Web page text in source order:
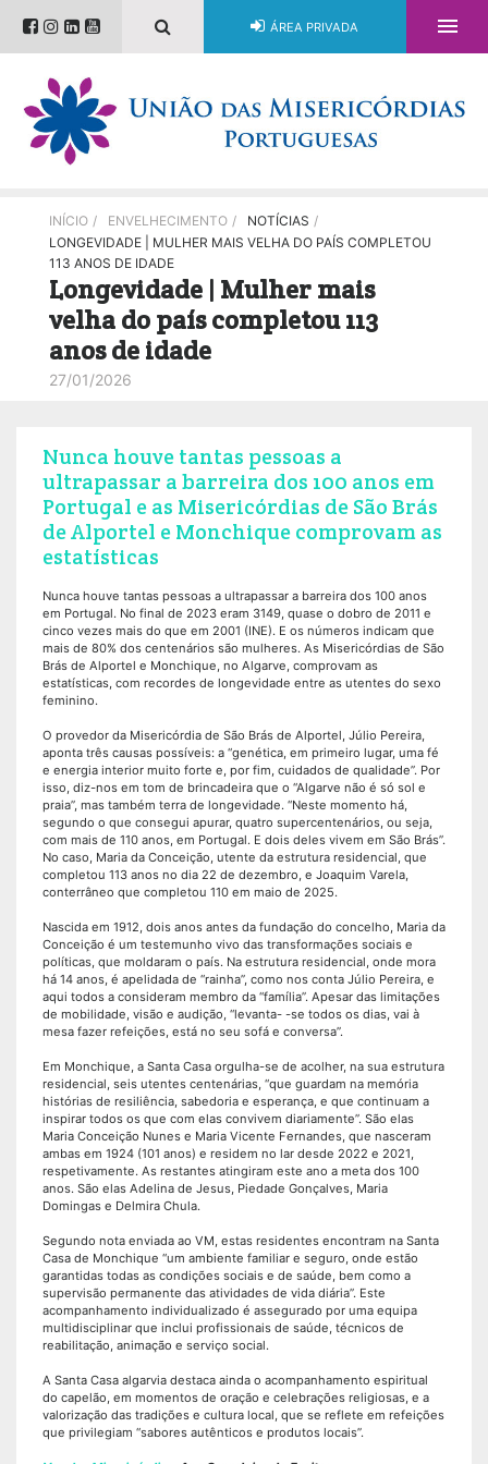
ÁREA PRIVADA 
INÍCIO / ENVELHECIMENTO / NOTÍCIAS /
LONGEVIDADE | MULHER MAIS VELHA DO PAÍS COMPLETOU
113 ANOS DE IDADE
Longevidade | Mulher mais
velha do país completou 113
anos de idade
27/01/2026
Nunca houve tantas pessoas a
ultrapassar a barreira dos 100 anos em
Portugal e as Misericórdias de São Brás
de Alportel e Monchique comprovam as
estatísticas
Nunca houve tantas pessoas a ultrapassar a barreira dos 100 anos
em Portugal. No final de 2023 eram 3149, quase o dobro de 2011 e
cinco vezes mais do que em 2001 (INE). E os números indicam que
mais de 80% dos centenários são mulheres. As Misericórdias de São
Brás de Alportel e Monchique, no Algarve, comprovam as
estatísticas, com recordes de longevidade entre as utentes do sexo
feminino.
O provedor da Misericórdia de São Brás de Alportel, Júlio Pereira,
aponta três causas possíveis: a “genética, em primeiro lugar, uma fé
e energia interior muito forte e, por fim, cuidados de qualidade”. Por
isso, diz-nos em tom de brincadeira que o “Algarve não é só sol e
praia”, mas também terra de longevidade. “Neste momento há,
segundo o que consegui apurar, quatro supercentenários, ou seja,
com mais de 110 anos, em Portugal. E dois deles vivem em São Brás”.
No caso, Maria da Conceição, utente da estrutura residencial, que
completou 113 anos no dia 22 de dezembro, e Joaquim Varela,
conterrâneo que completou 110 em maio de 2025.
Nascida em 1912, dois anos antes da fundação do concelho, Maria da
Conceição é um testemunho vivo das transformações sociais e
políticas, que moldaram o país. Na estrutura residencial, onde mora
há 14 anos, é apelidada de “rainha”, como nos conta Júlio Pereira, e
aqui todos a consideram membro da “família”. Apesar das limitações
de mobilidade, visão e audição, “levanta- -se todos os dias, vai à
mesa fazer refeições, está no seu sofá e conversa”.
Em Monchique, a Santa Casa orgulha-se de acolher, na sua estrutura
residencial, seis utentes centenárias, “que guardam na memória
histórias de resiliência, sabedoria e esperança, e que continuam a
inspirar todos os que com elas convivem diariamente”. São elas
Maria Conceição Nunes e Maria Vicente Fernandes, que nasceram
ambas em 1924 (101 anos) e residem no lar desde 2022 e 2021,
respetivamente. As restantes atingiram este ano a meta dos 100
anos. São elas Adelina de Jesus, Piedade Gonçalves, Maria
Domingas e Delmira Chula.
Segundo nota enviada ao VM, estas residentes encontram na Santa
Casa de Monchique “um ambiente familiar e seguro, onde estão
garantidas todas as condições sociais e de saúde, bem como a
supervisão permanente das atividades de vida diária”. Este
acompanhamento individualizado é assegurado por uma equipa
multidisciplinar que inclui profissionais de saúde, técnicos de
reabilitação, animação e serviço social.
A Santa Casa algarvia destaca ainda o acompanhamento espiritual
do capelão, em momentos de oração e celebrações religiosas, e a
valorização das tradições e cultura local, que se reflete em refeições
que privilegiam “sabores autênticos e produtos locais”.